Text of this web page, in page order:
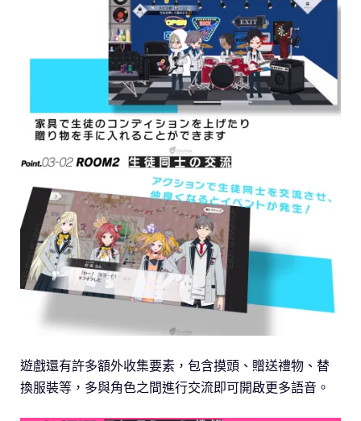
遊戲還有許多額外收集要素，包含摸頭、贈送禮物、替
換服裝等，多與角色之間進行交流即可開啟更多語音。